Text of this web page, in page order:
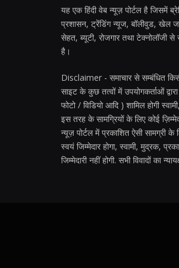
यह एक हिंदी वेब न्यूज़ पोर्टल है जिसमें
प्रशासन, ट्रेंडिंग न्यूज, बॉलीवुड, खेल
सेहत, ब्यूटी, रोजगार तथा टेक्नोलॉजी
है।
Disclaimer - समाचार से सम्बंधित
साइट के कुछ तत्वों में उपयोगकर्ताओं
फोटो / विडियो आदि ) शामिल होगी
इस तरह के सामग्रियों के लिए कोई
न्यूज़ पोर्टल में प्रकाशित ऐसी सामग्री के
स्वयं जिम्मेदार होगा, स्वामी, मुद्रक,
जिम्मेदारी नहीं होगी. सभी विवादों का